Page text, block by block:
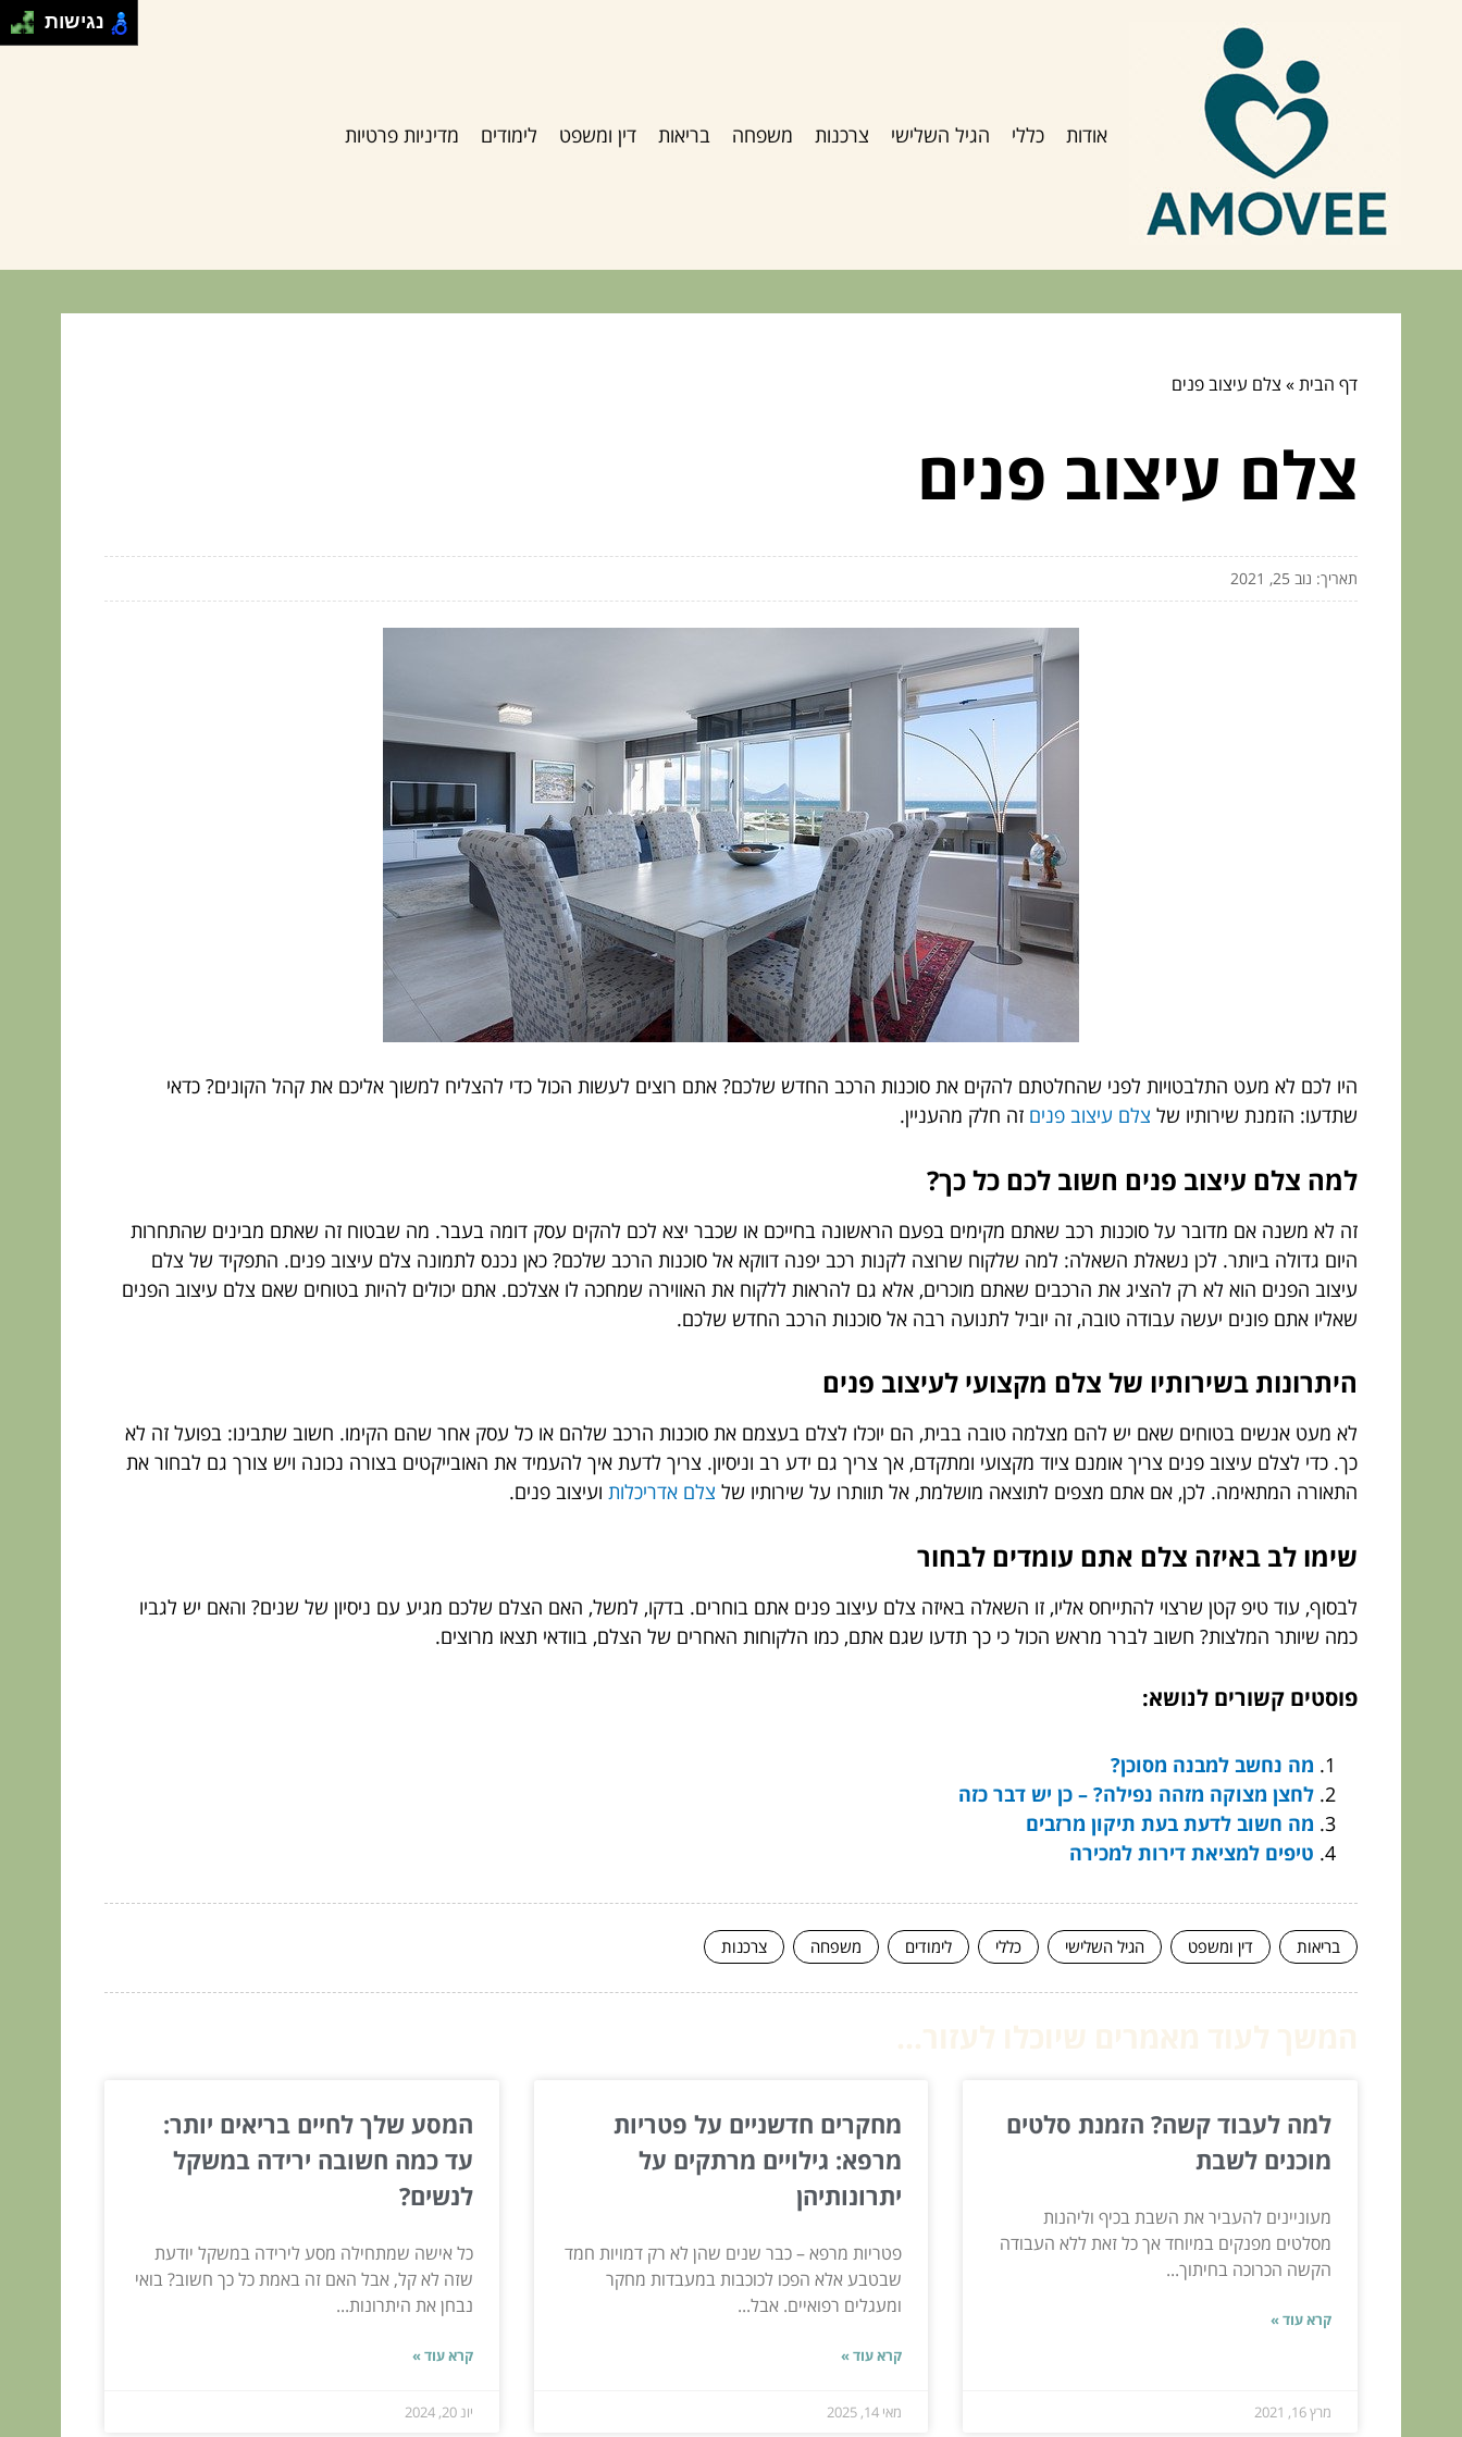
אודות כללי הגיל השלישי צרכנות משפחה בריאות דין ומשפט לימודים מדיניות פרטיות
דף הבית» צלם עיצוב פנים
צלם עיצוב פנים
תאריך: נוב 25, 2021
היו לכם לא מעט התלבטויות לפני שהחלטתם להקים את סוכנות הרכב החדש שלכם? אתם רוצים לעשות הכול כדי להצליח למשוך אליכם את קהל הקונים? כדאי
שתדעו: הזמנת שירותיו של צלם עיצוב פנים זה חלק מהעניין.
למה צלם עיצוב פנים חשוב לכם כל כך?
זה לא משנה אם מדובר על סוכנות רכב שאתם מקימים בפעם הראשונה בחייכם או שכבר יצא לכם להקים עסק דומה בעבר. מה שבטוח זה שאתם מבינים שהתחרות
היום גדולה ביותר. לכן נשאלת השאלה: למה שלקוח שרוצה לקנות רכב יפנה דווקא אל סוכנות הרכב שלכם? כאן נכנס לתמונה צלם עיצוב פנים. התפקיד של צלם
עיצוב הפנים הוא לא רק להציג את הרכבים שאתם מוכרים, אלא גם להראות ללקוח את האווירה שמחכה לו אצלכם. אתם יכולים להיות בטוחים שאם צלם עיצוב הפנים
שאליו אתם פונים יעשה עבודה טובה, זה יוביל לתנועה רבה אל סוכנות הרכב החדש שלכם.
היתרונות בשירותיו של צלם מקצועי לעיצוב פנים
לא מעט אנשים בטוחים שאם יש להם מצלמה טובה בבית, הם יוכלו לצלם בעצמם את סוכנות הרכב שלהם או כל עסק אחר שהם הקימו. חשוב שתבינו: בפועל זה לא
כך. כדי לצלם עיצוב פנים צריך אומנם ציוד מקצועי ומתקדם, אך צריך גם ידע רב וניסיון. צריך לדעת איך להעמיד את האובייקטים בצורה נכונה ויש צורך גם לבחור את
התאורה המתאימה. לכן, אם אתם מצפים לתוצאה מושלמת, אל תוותרו על שירותיו של צלם אדריכלות ועיצוב פנים.
שימו לב באיזה צלם אתם עומדים לבחור
לבסוף, עוד טיפ קטן שרצוי להתייחס אליו, זו השאלה באיזה צלם עיצוב פנים אתם בוחרים. בדקו, למשל, האם הצלם שלכם מגיע עם ניסיון של שנים? והאם יש לגביו
כמה שיותר המלצות? חשוב לברר מראש הכול כי כך תדעו שגם אתם, כמו הלקוחות האחרים של הצלם, בוודאי תצאו מרוצים.
פוסטים קשורים לנושא:
מה נחשב למבנה מסוכן?
לחצן מצוקה מזהה נפילה? – כן יש דבר כזה
מה חשוב לדעת בעת תיקון מרזבים
טיפים למציאת דירות למכירה
בריאות דין ומשפט הגיל השלישי כללי לימודים משפחה צרכנות
למה לעבוד קשה? הזמנת סלטים
מוכנים לשבת
מעוניינים להעביר את השבת בכיף וליהנות
מסלטים מפנקים במיוחד אך כל זאת ללא העבודה
הקשה הכרוכה בחיתוך...
קרא עוד »
מרץ 16, 2021
מחקרים חדשניים על פטריות
מרפא: גילויים מרתקים על
יתרונותיהן
פטריות מרפא – כבר שנים שהן לא רק דמויות חמד
שבטבע אלא הפכו לכוכבות במעבדות מחקר
ומעגלים רפואיים. אבל...
קרא עוד »
מאי 14, 2025
המסע שלך לחיים בריאים יותר:
עד כמה חשובה ירידה במשקל
לנשים?
כל אישה שמתחילה מסע לירידה במשקל יודעת
שזה לא קל, אבל האם זה באמת כל כך חשוב? בואי
נבחן את היתרונות...
קרא עוד »
יונ 20, 2024
נגישות